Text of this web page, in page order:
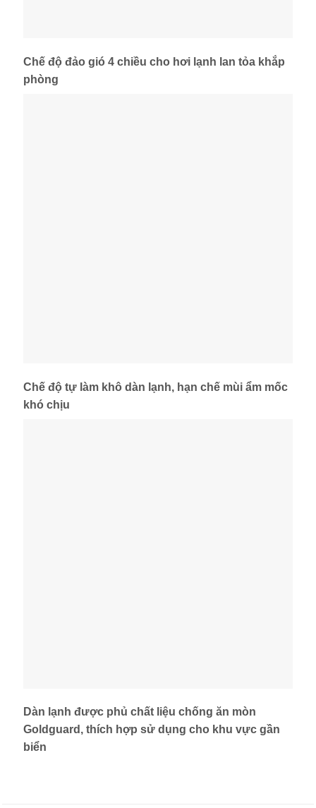
Chế độ đảo gió 4 chiều cho hơi lạnh lan tỏa khắp
phòng
Chế độ tự làm khô dàn lạnh, hạn chế mùi ẩm mốc
khó chịu
Dàn lạnh được phủ chất liệu chống ăn mòn
Goldguard, thích hợp sử dụng cho khu vực gần
biển